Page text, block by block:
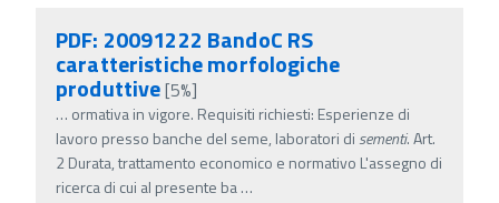
PDF: 20091222 BandoC RS
caratteristiche morfologiche
produttive[5%]
… ormativa in vigore. Requisiti richiesti: Esperienze di
lavoro presso banche del seme, laboratori di sementi. Art.
2 Durata, trattamento economico e normativo L'assegno di
ricerca di cui al presente ba…